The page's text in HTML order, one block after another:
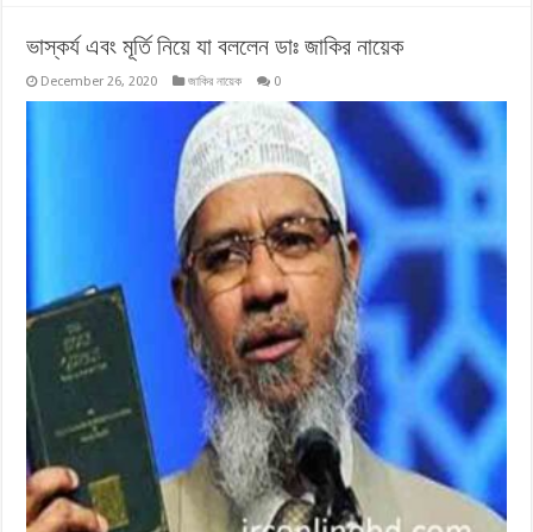
ভাস্কর্য এবং মূর্তি নিয়ে যা বললেন ডাঃ জাকির নায়েক
December 26, 2020 জাকির নায়েক 0